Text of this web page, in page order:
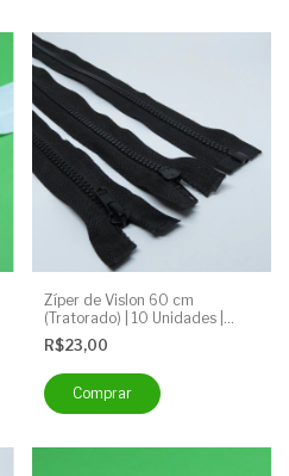
Zíper de Vislon 60 cm
(Tratorado) | 10 Unidades |
Ideal para Jaquetas e Mochilas |
Cor: Preto
R$23,00